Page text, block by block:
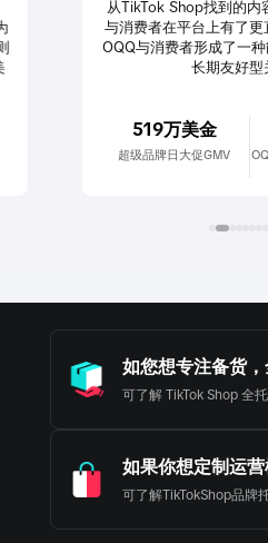
从TikTok Shop找到的内容营销路径，
与消费者在平台上有了更直接的联系
OQQ与消费者形成了一种能够提供持
长期友好型关系。
超级品牌日大促GMV
1000+单
OQQ入驻TikTok
如您想专注备货
可了解 TikTok Shop 全
如果你想定制运
可了解TikTokShop品牌